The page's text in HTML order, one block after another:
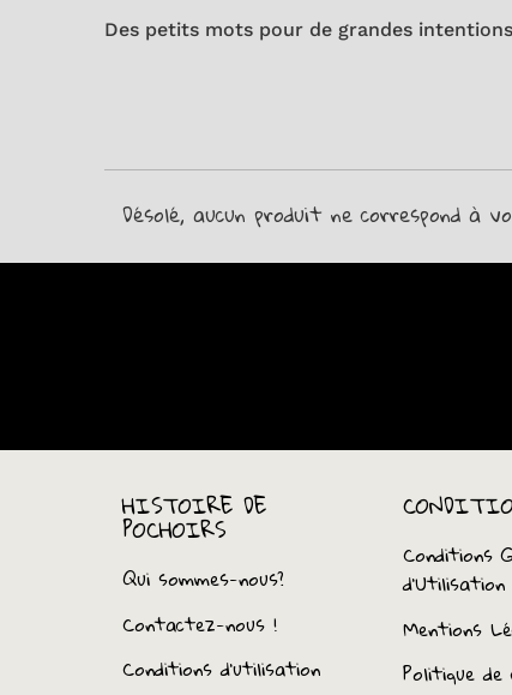
Des petits mots pour de grandes
Désolé, aucun produit ne correspond à
HISTOIRE DE
POCHOIRS
Qui sommes-nous?
Contactez-nous !
Conditions d'utilisation
Conditions
d’Utilisation
Mentions
Politique